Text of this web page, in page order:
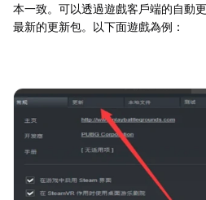
本一致。可以透過遊戲客戶端的自動
最新的更新包。以下面遊戲為例：